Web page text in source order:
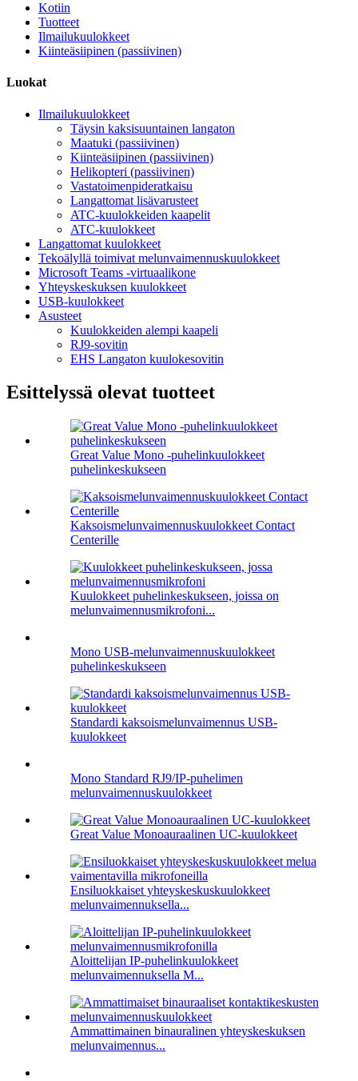
Kotiin
Tuotteet
Ilmailukuulokkeet
Kiinteäsiipinen (passiivinen)
Luokat
Ilmailukuulokkeet
Täysin kaksisuuntainen langaton
Maatuki (passiivinen)
Kiinteäsiipinen (passiivinen)
Helikopteri (passiivinen)
Vastatoimenpideratkaisu
Langattomat lisävarusteet
ATC-kuulokkeiden kaapelit
ATC-kuulokkeet
Langattomat kuulokkeet
Tekoälyllä toimivat melunvaimennuskuulokkeet
Microsoft Teams -virtuaalikone
Yhteyskeskuksen kuulokkeet
USB-kuulokkeet
Asusteet
Kuulokkeiden alempi kaapeli
RJ9-sovitin
EHS Langaton kuulokesovitin
Esittelyssä olevat tuotteet
Great Value Mono -puhelinkuulokkeet
puhelinkeskukseen
Kaksoismelunvaimennuskuulokkeet Contact
Centerille
Kuulokkeet puhelinkeskukseen, joissa on
melunvaimennusmikrofoni...
Mono USB-melunvaimennuskuulokkeet
puhelinkeskukseen
Standardi kaksoismelunvaimennus USB-
kuulokkeet
Mono Standard RJ9/IP-puhelimen
melunvaimennuskuulokkeet
Great Value Monoauraalinen UC-kuulokkeet
Ensiluokkaiset yhteyskeskuskuulokkeet
melunvaimennuksella...
Aloittelijan IP-puhelinkuulokkeet
melunvaimennuksella M...
Ammattimainen binauralinen yhteyskeskuksen
melunvaimennus...